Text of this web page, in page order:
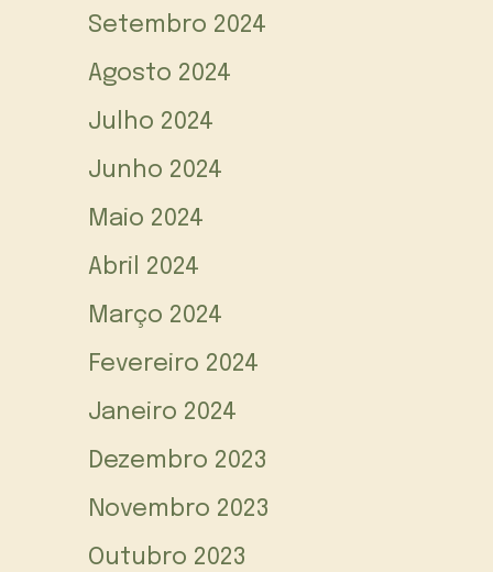
Setembro 2024
Agosto 2024
Julho 2024
Junho 2024
Maio 2024
Abril 2024
Março 2024
Fevereiro 2024
Janeiro 2024
Dezembro 2023
Novembro 2023
Outubro 2023